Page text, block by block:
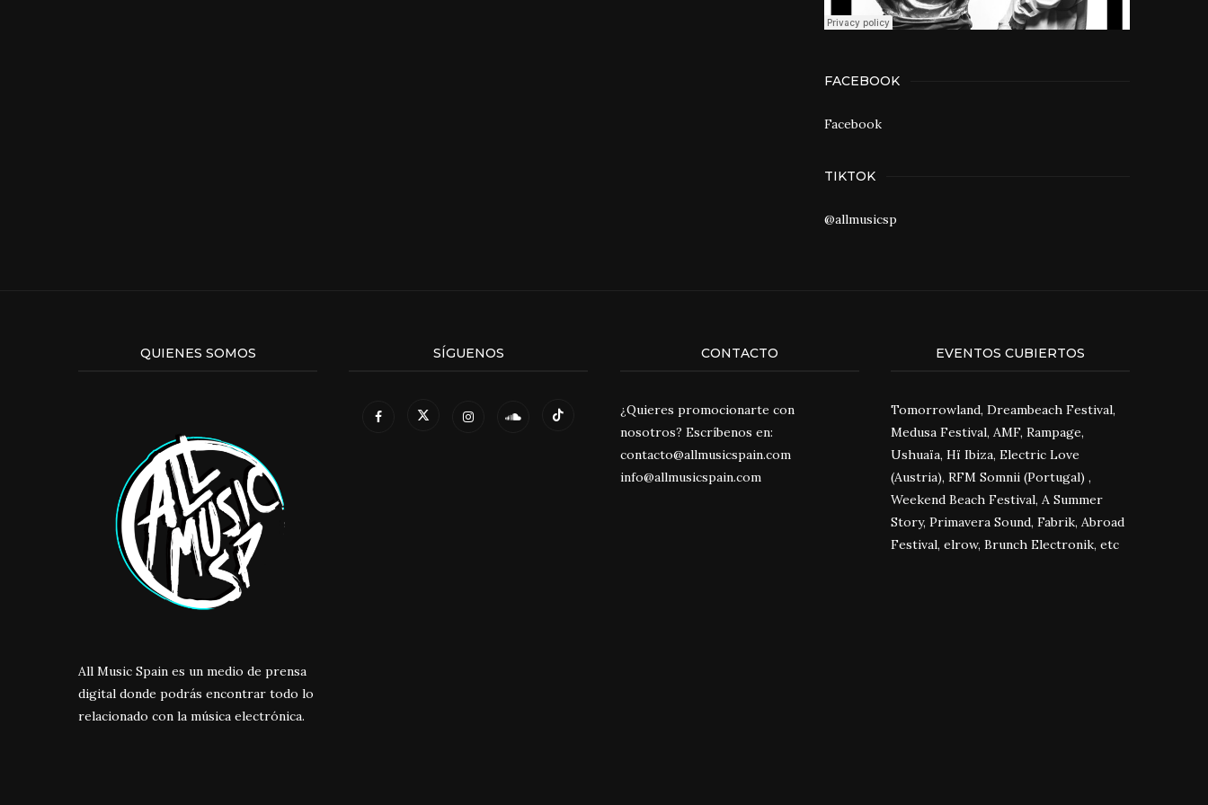
FACEBOOK
Facebook
TIKTOK
@allmusicsp
QUIENES SOMOS
All Music Spain es un medio de prensa
digital donde podrás encontrar todo lo
relacionado con la música electrónica.
SÍGUENOS CONTACTO
¿Quieres promocionarte con
nosotros? Escríbenos en:
contacto@allmusicspain.com
info@allmusicspain.com
EVENTOS CUBIERTOS
Tomorrowland, Dreambeach Festival,
Medusa Festival, AMF, Rampage,
Ushuaïa, Hï Ibiza, Electric Love
(Austria), RFM Somnii (Portugal) ,
Weekend Beach Festival, A Summer
Story, Primavera Sound, Fabrik, Abroad
Festival, elrow, Brunch Electronik, etc